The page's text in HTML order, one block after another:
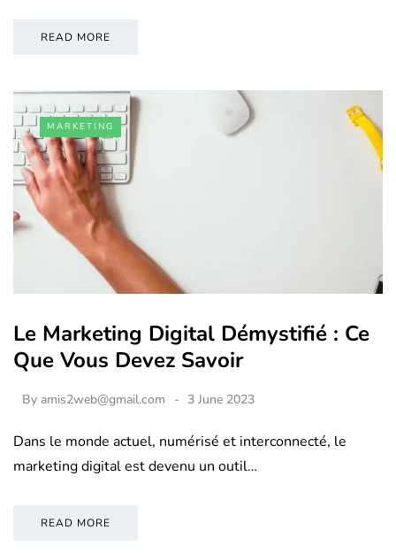
READ MORE
MARKETING
Le Marketing Digital Démystifié : Ce
Que Vous Devez Savoir
By amis2web@gmail.com 3 June 2023
Dans le monde actuel, numérisé et interconnecté, le
marketing digital est devenu un outil…
READ MORE